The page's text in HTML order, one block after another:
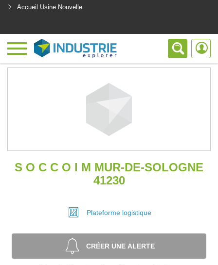
Accueil Usine Nouvelle
S O C C O I M MUR-DE-SOLOGNE
41230
Plateforme logistique
CRÉER UNE ALERTE